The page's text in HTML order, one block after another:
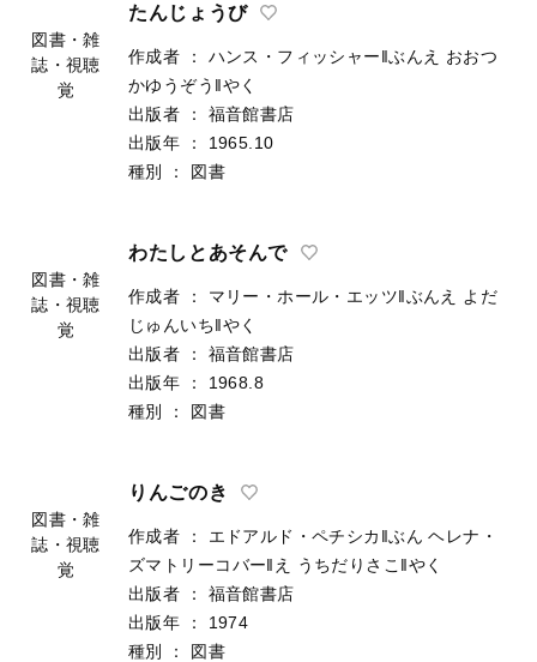
図書・雑
誌・視聴
覚
たんじょうび
作成者 ： ハンス・フィッシャー‖ぶんえ
おおつ
かゆうぞう‖やく
出版者
：
福音館書店
出版年
：
1965.10
種別
： 図書
図書・雑
誌・視聴
覚
わたしとあそんで
作成者 ： マリー・ホール・エッツ‖ぶんえ
よだ
じゅんいち‖やく
出版者
：
福音館書店
出版年
：
1968.8
種別
： 図書
図書・雑
誌・視聴
覚
りんごのき
作成者 ： エドアルド・ペチシカ‖ぶん ヘレナ・
ズマトリーコバー‖え
うちだりさこ‖やく
出版者
：
福音館書店
出版年
：
1974
種別
： 図書